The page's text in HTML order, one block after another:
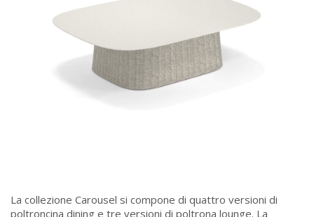
La collezione Carousel si compone di quattro versioni di
poltroncina dining e tre versioni di poltrona lounge. La